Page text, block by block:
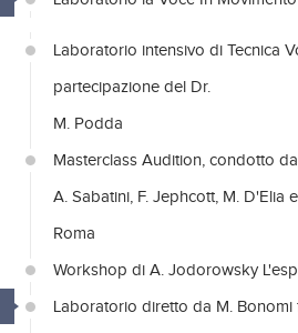
Laboratorio intensivo di Tecnica
partecipazione del Dr.
M. Podda
Masterclass Audition, condotto
A. Sabatini, F. Jephcott, M.
Roma
Workshop di A. Jodorowsky
Laboratorio diretto da M.